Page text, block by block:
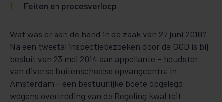
Feiten en procesverloop
Wat was er aan de hand in de zaak van 27 juni 2018?
Na een tweetal inspectiebezoeken door de GGD is bij
besluit van 23 mei 2014 aan appellante – houdster
van diverse buitenschoolse opvangcentra in
Amsterdam – een bestuurlijke boete opgelegd
wegens overtreding van de Regeling kwaliteit